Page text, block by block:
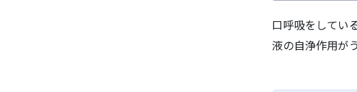
口呼吸をしてい
液の自浄作用が